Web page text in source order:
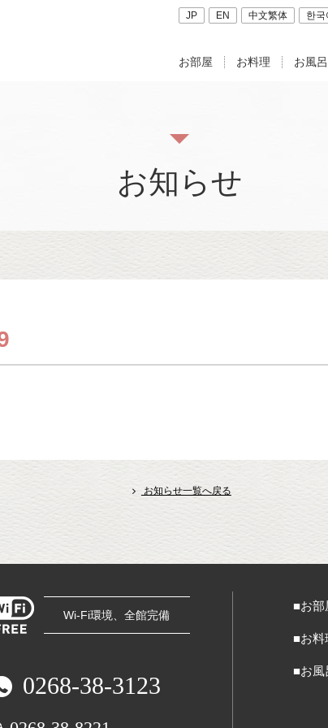
JP EN 中文繁体 한국
お部屋 お料理 お風呂
お知らせ
お知らせ一覧へ戻る
Wi-Fi環境、全館完備
0268-38-3123
■お部
■お料
■お風